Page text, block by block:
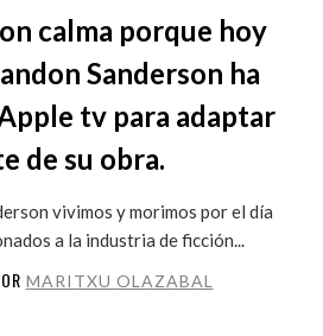
calma porque hoy
Sanderson ha
tv para adaptar
de su obra.
vivimos y morimos por el día
a la industria de ficción...
MARITXU OLAZABAL